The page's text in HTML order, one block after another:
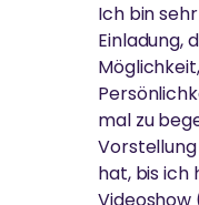
Ich bin
Einladung,
mal zu
hat, bis ich